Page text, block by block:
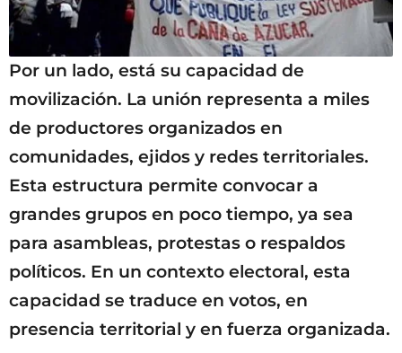
Por un lado, está su capacidad de
movilización. La unión representa a miles
de productores organizados en
comunidades, ejidos y redes territoriales.
Esta estructura permite convocar a
grandes grupos en poco tiempo, ya sea
para asambleas, protestas o respaldos
políticos. En un contexto electoral, esta
capacidad se traduce en votos, en
presencia territorial y en fuerza organizada.